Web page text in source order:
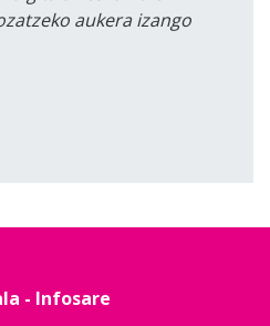
aukera izango
- Infosare